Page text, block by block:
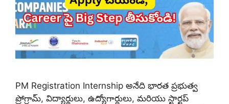
PM Registration Internship అనేది భారత ప్రభుత్వ
ప్రోగ్రామ్, విద్యార్థులు, ఉద్యోగార్ధులు, మరియు స్టార్టప్